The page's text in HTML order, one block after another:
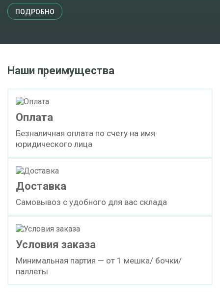
ПОДРОБНО
Наши преимущества
Оплата
Безналичная оплата по счету на имя
юридического лица
Доставка
Самовывоз с удобного для вас склада
Условия заказа
Минимальная партия — от 1 мешка/ бочки/
паллеты